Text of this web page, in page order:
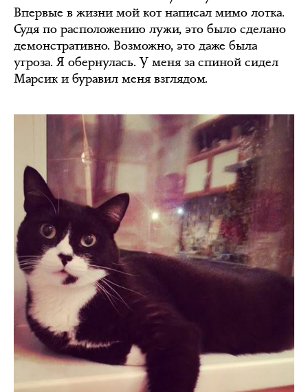
Впервые в жизни мой кот написал мимо лотка.
Судя по расположению лужи, это было сделано
демонстративно. Возможно, это даже была
угроза. Я обернулась. У меня за спиной сидел
Марсик и буравил меня взглядом.